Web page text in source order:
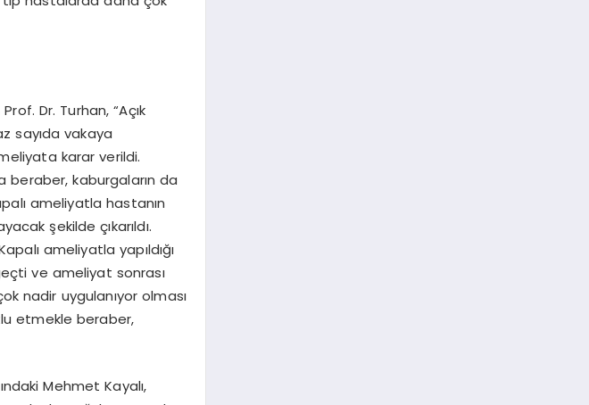
Dr. Turhan, “Açık
sayıda vakaya
karar verildi.
beraber, kaburgaların da
ameliyatla hastanın
şekilde çıkarıldı.
ameliyatla yapıldığı
ve ameliyat sonrası
nadir uygulanıyor olması
etmekle beraber,
Mehmet Kayalı,